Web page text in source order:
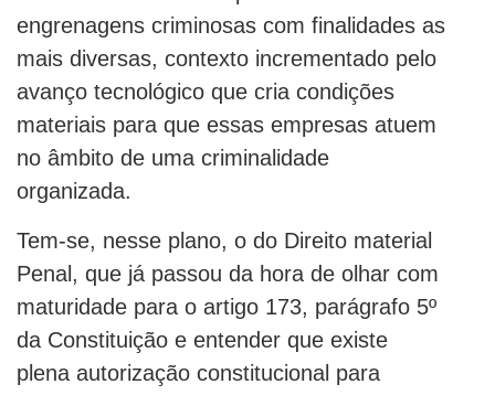
engrenagens criminosas com finalidades as
mais diversas, contexto incrementado pelo
avanço tecnológico que cria condições
materiais para que essas empresas atuem
no âmbito de uma criminalidade
organizada.
Tem-se, nesse plano, o do Direito material
Penal, que já passou da hora de olhar com
maturidade para o artigo 173, parágrafo 5º
da Constituição e entender que existe
plena autorização constitucional para